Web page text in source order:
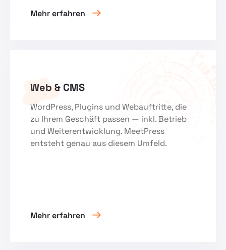
Mehr erfahren
Web & CMS
WordPress, Plugins und Webauftritte, die
zu Ihrem Geschäft passen — inkl. Betrieb
und Weiterentwicklung. MeetPress
entsteht genau aus diesem Umfeld.
Mehr erfahren